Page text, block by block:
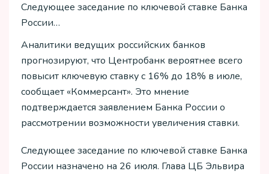
Следующее заседание по ключевой ставке Банка
России…
Аналитики ведущих российских банков
прогнозируют, что Центробанк вероятнее всего
повысит ключевую ставку с 16% до 18% в июле,
сообщает «Коммерсант». Это мнение
подтверждается заявлением Банка России о
рассмотрении возможности увеличения ставки.
Следующее заседание по ключевой ставке Банка
России назначено на 26 июля. Глава ЦБ Эльвира